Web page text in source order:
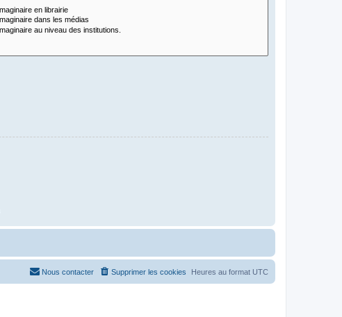
Heures au format UTC
Supprimer les cookies
Nous contacter